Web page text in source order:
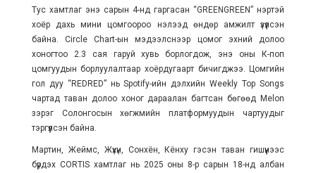
Тус хамтлаг энэ сарын 4-нд гаргасан “GREENGREEN” нэртэй
хоёр дахь мини цомгоороо нэлээд өндөр амжилт үзүүлсэн
байна. Circle Chart-ын мэдээлснээр цомог эхний долоо
хоногтоо 2.3 сая гаруй хувь борлогдож, энэ оны К-поп
цомгуудын борлуулалтаар хоёрдугаарт бичигджээ. Цомгийн
гол дуу “REDRED” нь Spotify-ийн дэлхийн Weekly Top Songs
чартад таван долоо хоног дараалан багтсан бөгөөд Melon
зэрэг Солонгосын хөгжмийн платформуудын чартуудыг
тэргүүлсэн байна.
Мартин, Жеймс, Жүхүн, Сонхён, Кёнху гэсэн таван гишүүнээс
бүрдэх CORTIS хамтлаг нь 2025 оны 8-р сарын 18-нд албан